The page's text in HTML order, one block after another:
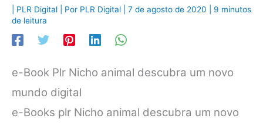
PLR Digital | Por PLR Digital 7 de agosto de 2020
9 minutos
de leitura
e-Book Plr Nicho animal descubra um novo
mundo digital
e-Books plr Nicho animal descubra um novo